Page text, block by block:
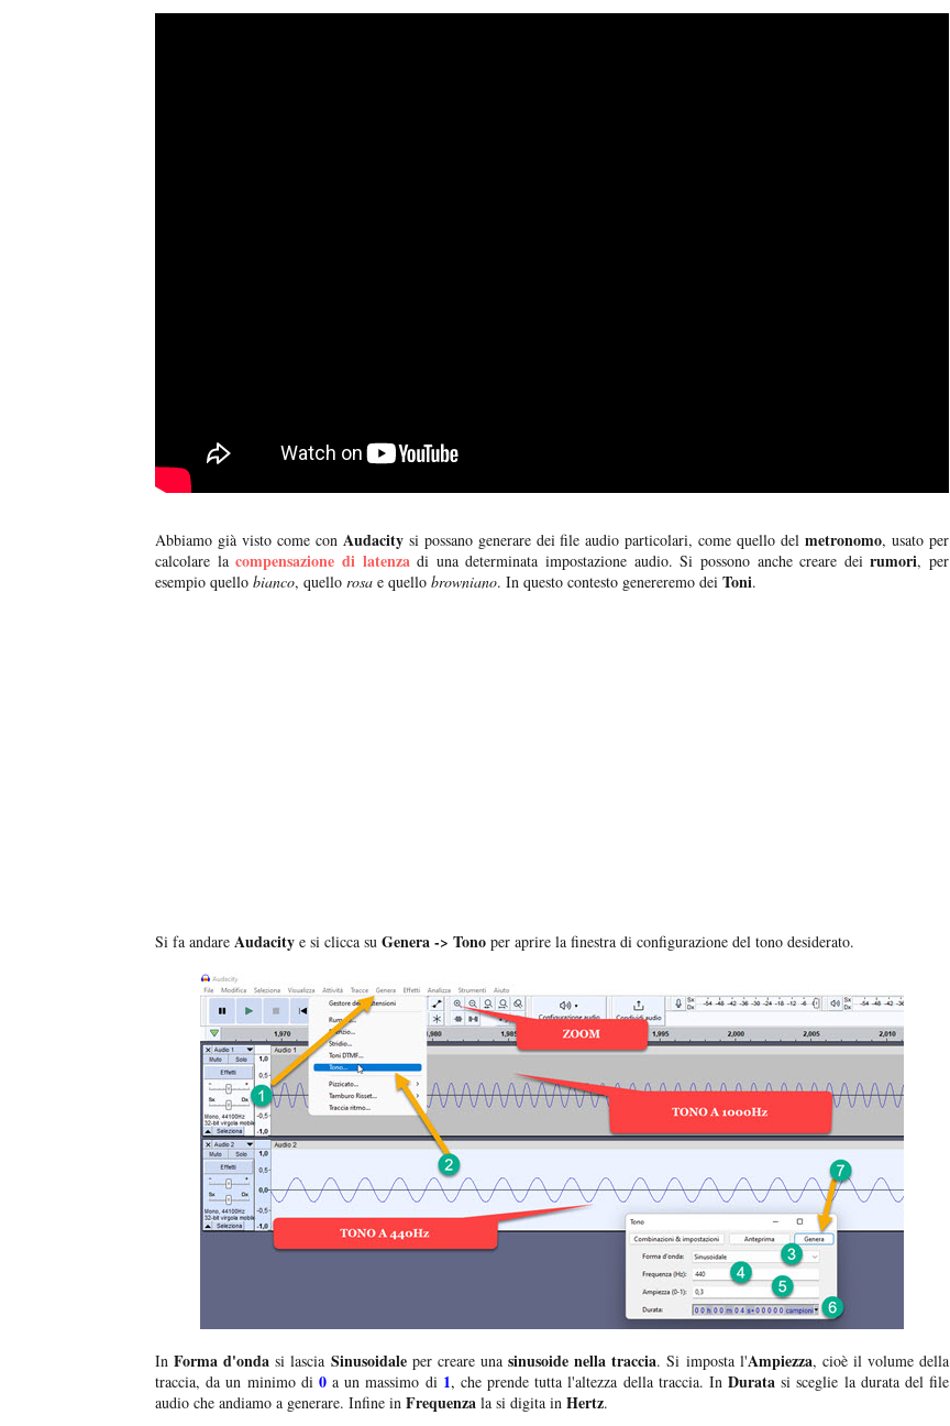
Abbiamo già visto come con Audacitysi possano generare dei file audio particolari, come quello del metronomo, usato per
calcolare la compensazione di latenzadi una determinata impostazione audio. Si possono anche creare deirumori, per
esempio quello bianco, quello rosa e quello browniano. In questo contesto genereremo dei Toni.
Si fa andare Audacity e si clicca su Genera -> Tono per aprire la finestra di configurazione del tono desiderato.
In Forma d'onda si lascia Sinusoidaleper creare unasinusoide nella traccia. Si imposta l'Ampiezza, cioè il volume della
traccia, da un minimo di 0a un massimo di1, che prende tutta l'altezza della traccia. InDurata si sceglie la durata del file
audio che andiamo a generare. Infine in Frequenza la si digita in Hertz.